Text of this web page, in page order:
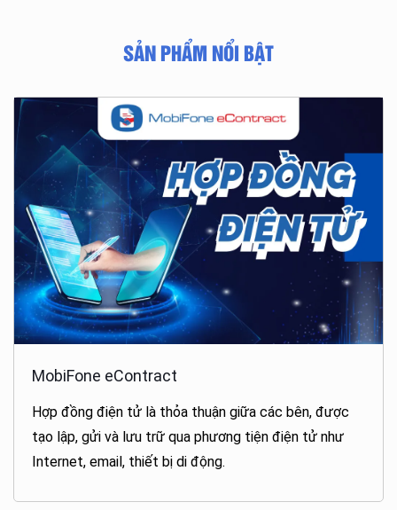
SẢN PHẨM NỔI BẬT
MobiFone eContract
Hợp đồng điện tử là thỏa thuận giữa các bên, được
tạo lập, gửi và lưu trữ qua phương tiện điện tử như
Internet, email, thiết bị di động.